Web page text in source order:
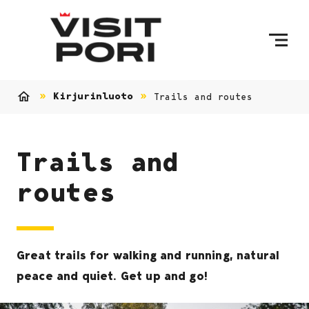
Kirjurinluoto Trails and routes
Trails and
routes
Great trails for walking and running, natural
peace and quiet. Get up and go!